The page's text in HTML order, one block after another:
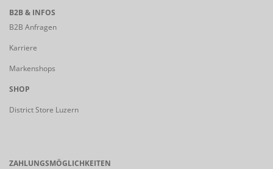
B2B & INFOS
B2B Anfragen
Karriere
Markenshops
SHOP
District Store Luzern
ZAHLUNGSMÖGLICHKEITEN